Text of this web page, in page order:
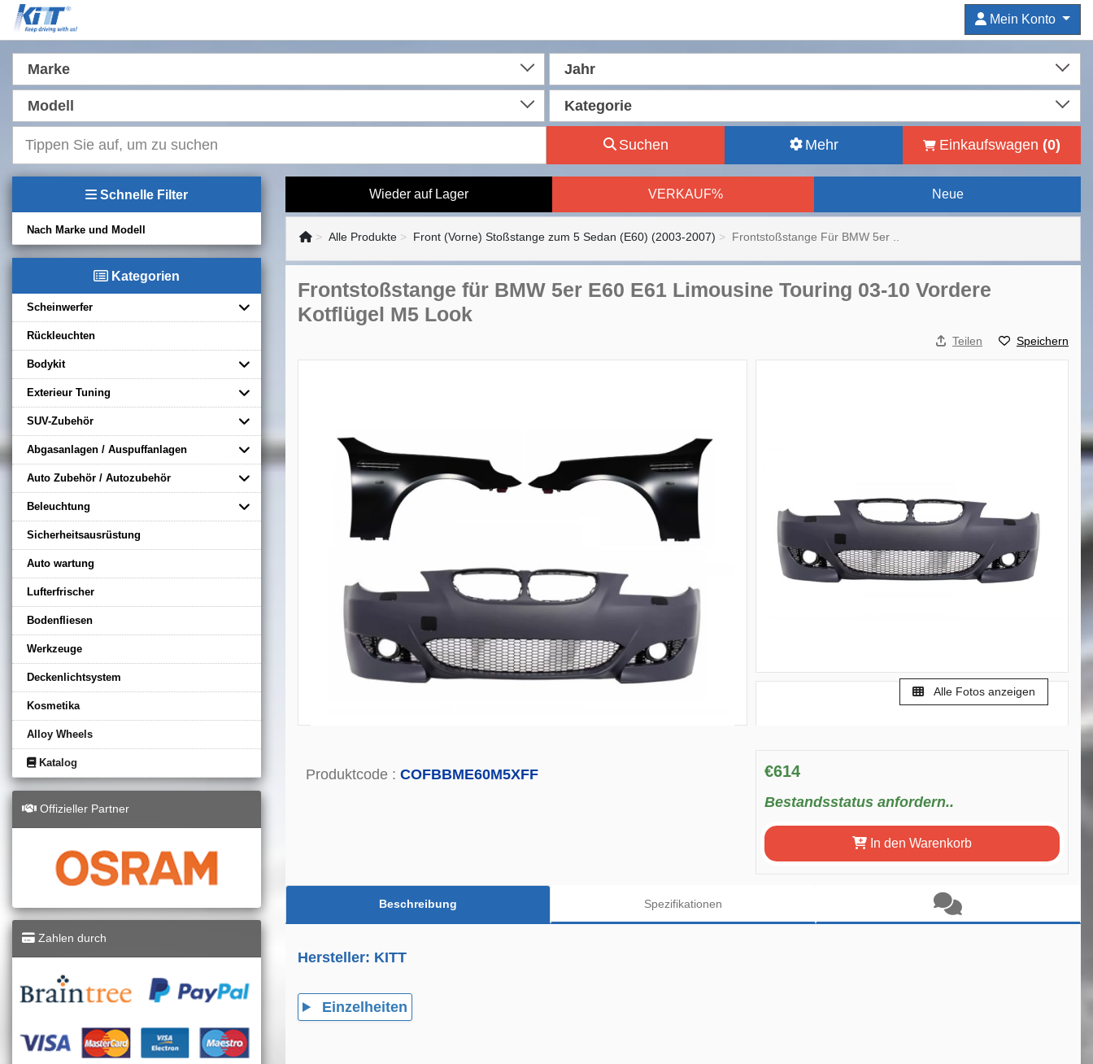
Mein Konto
Marke Jahr
Modell Kategorie
Suchen Mehr Einkaufswagen (0)
Schnelle Filter
Nach Marke und Modell
Kategorien
Scheinwerfer
Rückleuchten
Bodykit
Exterieur Tuning
SUV-Zubehör
Abgasanlagen / Auspuffanlagen
Auto Zubehör / Autozubehör
Beleuchtung
Sicherheitsausrüstung
Auto wartung
Lufterfrischer
Bodenfliesen
Werkzeuge
Deckenlichtsystem
Kosmetika
Alloy Wheels
Katalog
Offizieller Partner
Zahlen durch
Wieder auf Lager VERKAUF% Neue
Alle Produkte Front (Vorne) Stoßstange zum 5 Sedan (E60) (2003-2007) Frontstoßstange Für BMW 5er ..
Frontstoßstange für BMW 5er E60 E61 Limousine Touring 03-10 Vordere
Kotflügel M5 Look
Teilen Speichern
Alle Fotos anzeigen
Produktcode : COFBBME60M5XFF €614
Bestandsstatus anfordern..
In den Warenkorb
Beschreibung Spezifikationen
Hersteller: KITT
Einzelheiten